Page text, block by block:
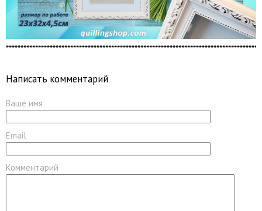
Написать комментарий
Ваше имя
Email
Комментарий